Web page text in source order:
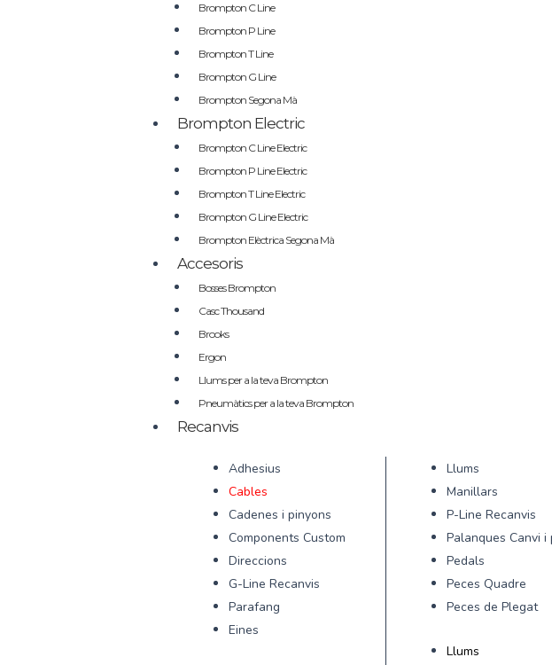
Brompton C Line
Brompton P Line
Brompton T Line
Brompton G Line
Brompton Segona Mà
Brompton Electric
Brompton C Line Electric
Brompton P Line Electric
Brompton T Line Electric
Brompton G Line Electric
Brompton Elèctrica Segona Mà
Accesoris
Bosses Brompton
Casc Thousand
Brooks
Ergon
Llums per a la teva Brompton
Pneumàtics per a la teva Brompton
Recanvis
Adhesius
Cables
Cadenes i pinyons
Components Custom
Direccions
G-Line Recanvis
Parafang
Eines
Llums
Manillars
P-Line Recanvis
Palanques Canvi i
Pedals
Peces Quadre
Peces de Plegat
Llums